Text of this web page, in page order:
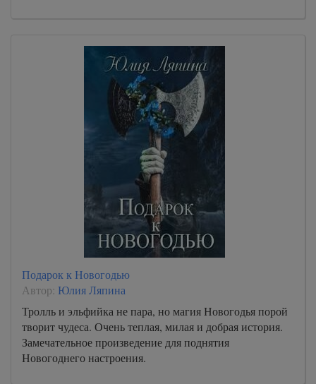
Подарок к Новогодью
Автор: Юлия Ляпина
Тролль и эльфийка не пара, но магия Новогодья порой
творит чудеса. Очень теплая, милая и добрая история.
Замечательное произведение для поднятия
Новогоднего настроения.